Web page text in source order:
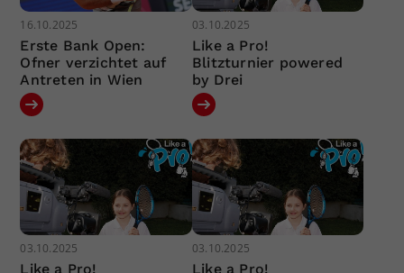
16.10.2025
Erste Bank Open:
Ofner verzichtet auf
Antreten in Wien
03.10.2025
Like a Pro!
Blitzturnier powered
by Drei
03.10.2025
Like a Pro!
03.10.2025
Like a Pro!